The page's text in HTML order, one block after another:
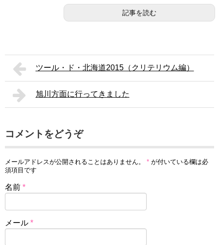
記事を読む
ツール・ド・北海道2015（クリテリウム編）
旭川方面に行ってきました
コメントをどうぞ
メールアドレスが公開されることはありません。 * が付いている欄は必
須項目です
名前 *
メール *